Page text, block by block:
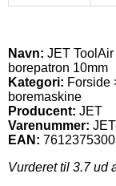
Navn: JET
borepatron 10mm
Kategori: Forside
boremaskine
Producent: JET
Varenummer:
EAN:
Vurderet til 3.7ud